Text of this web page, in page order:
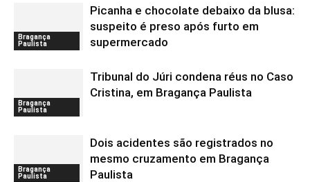
Bragança
Paulista
Picanha e chocolate debaixo da blusa:
suspeito é preso após furto em
supermercado
Bragança
Paulista
Tribunal do Júri condena réus no Caso
Cristina, em Bragança Paulista
Bragança
Paulista
Dois acidentes são registrados no
mesmo cruzamento em Bragança
Paulista